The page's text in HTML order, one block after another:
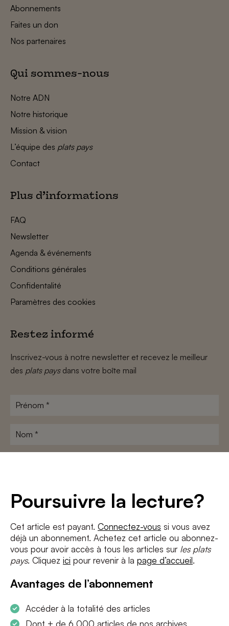
Poursuivre la lecture?
Cet article est payant. Connectez-vous si vous avez
déjà un abonnement. Achetez cet article ou abonnez-
vous pour avoir accès à tous les articles sur les plats
pays. Cliquez ici pour revenir à la page d’accueil.
Avantages de l’abonnement
Accéder à la totalité des articles
Dont + de 6 000 articles de nos archives
Abonnements
Faites un don
Nos partenaires
Qui sommes-nous
Notre ADN
Notre historique
Mission & vision
L’équipe des plats pays
Contact
Plus d’informations
FAQ
Newsletter
Agenda & événements
Conditions générales
Confidentalité
Paramètres des cookies
Restez informé
Inscrivez-vous à notre newsletter et recevez le meilleur
des plats paysdans votre boîte mail
Prénom
Nom
J'accepte les termes et conditions etla politique de confidentialité
S'INSCRIRE